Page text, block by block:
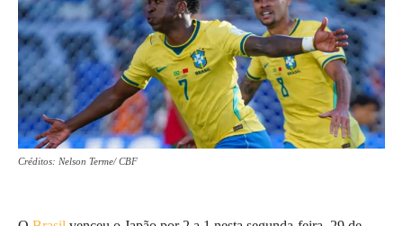
Créditos: Nelson Terme/ CBF